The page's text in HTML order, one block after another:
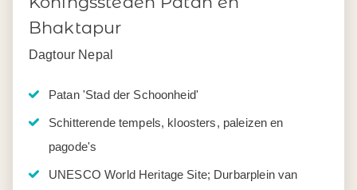
Bhaktapur
Dagtour Nepal
Patan 'Stad der Schoonheid'
Schitterende tempels, kloosters, paleizen en
pagode's
UNESCO World Heritage Site; Durbarplein van